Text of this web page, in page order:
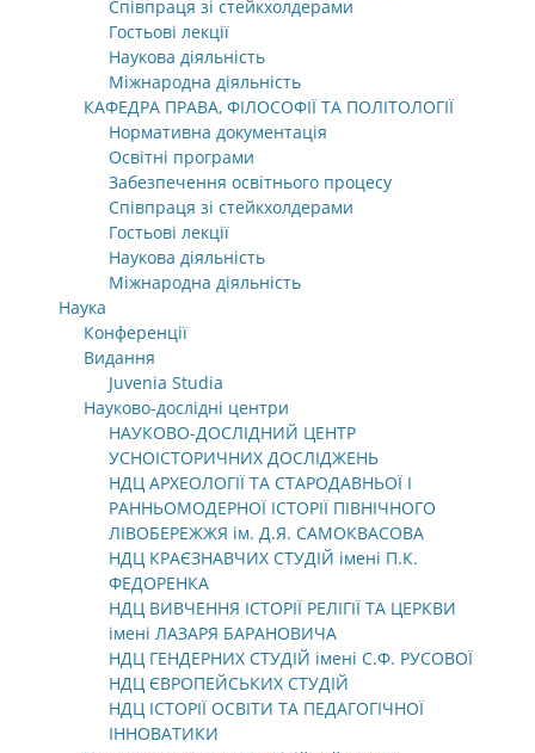
Співпраця зі стейкхолдерами
Гостьові лекції
Наукова діяльність
Міжнародна діяльність
КАФЕДРА ПРАВА, ФІЛОСОФІЇ ТА ПОЛІТОЛОГІЇ
Нормативна документація
Освітні програми
Забезпечення освітнього процесу
Співпраця зі стейкхолдерами
Гостьові лекції
Наукова діяльність
Міжнародна діяльність
Наука
Конференції
Видання
Juvenia Studia
Науково-дослідні центри
НАУКОВО-ДОСЛІДНИЙ ЦЕНТР
УСНОІСТОРИЧНИХ ДОСЛІДЖЕНЬ
НДЦ АРХЕОЛОГІЇ ТА СТАРОДАВНЬОЇ І
РАННЬОМОДЕРНОЇ ІСТОРІЇ ПІВНІЧНОГО
ЛІВОБЕРЕЖЖЯ ім. Д.Я. САМОКВАСОВА
НДЦ КРАЄЗНАВЧИХ СТУДІЙ імені П.К.
ФЕДОРЕНКА
НДЦ ВИВЧЕННЯ ІСТОРІЇ РЕЛІГІЇ ТА ЦЕРКВИ
імені ЛАЗАРЯ БАРАНОВИЧА
НДЦ ГЕНДЕРНИХ СТУДІЙ імені С.Ф. РУСОВОЇ
НДЦ ЄВРОПЕЙСЬКИХ СТУДІЙ
НДЦ ІСТОРІЇ ОСВІТИ ТА ПЕДАГОГІЧНОЇ
ІННОВАТИКИ